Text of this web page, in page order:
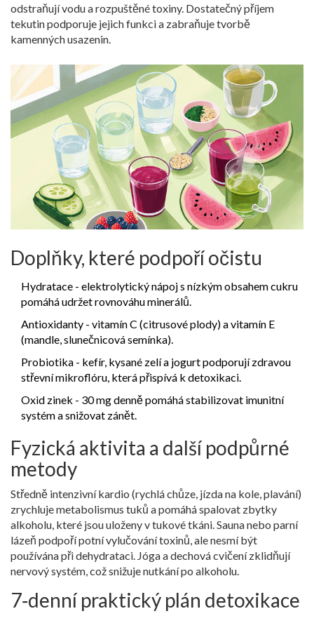
odstraňují vodu a rozpuštěné toxiny. Dostatečný příjem
tekutin podporuje jejich funkci a zabraňuje tvorbě
kamenných usazenin.
Doplňky, které podpoří očistu
Hydratace - elektrolytický nápoj s nízkým obsahem cukru
pomáhá udržet rovnováhu minerálů.
Antioxidanty - vitamín C (citrusové plody) a vitamín E
(mandle, slunečnicová semínka).
Probiotika - kefír, kysané zelí a jogurt podporují zdravou
střevní mikroflóru, která přispívá k detoxikaci.
Oxid zinek - 30 mg denně pomáhá stabilizovat imunitní
systém a snižovat zánět.
Fyzická aktivita a další podpůrné
metody
Středně intenzivní kardio (rychlá chůze, jízda na kole, plavání)
zrychluje metabolismus tuků a pomáhá spalovat zbytky
alkoholu, které jsou uloženy v tukové tkáni. Sauna nebo parní
lázeň podpoří potní vylučování toxinů, ale nesmí být
používána při dehydrataci. Jóga a dechová cvičení zklidňují
nervový systém, což snižuje nutkání po alkoholu.
7‑denní praktický plán detoxikace